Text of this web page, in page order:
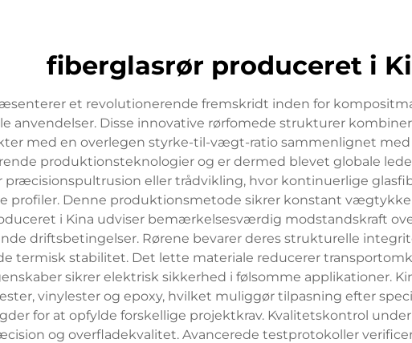
fiberglasrør produceret i
et revolutionerende fremskridt inden for
anvendelser. Disse innovative rørfomede strukturer
med en overlegen styrke-til-vægt-ratio sammenlignet
produktionsteknologier og er dermed blevet globale
præcisionspultrusion eller trådvikling, hvor kontinuerlige
profiler. Denne produktionsmetode sikrer konstant
i Kina udviser bemærkelsesværdig modstandskraft
driftsbetingelser. Rørene bevarer deres strukturelle
termisk stabilitet. Det lette materiale reducerer
sikrer elektrisk sikkerhed i følsomme applikationer.
vinylester og epoxy, hvilket muliggør tilpasning efter
for at opfylde forskellige projektkrav. Kvalitetskontrol
og overfladekvalitet. Avancerede testprotokoller